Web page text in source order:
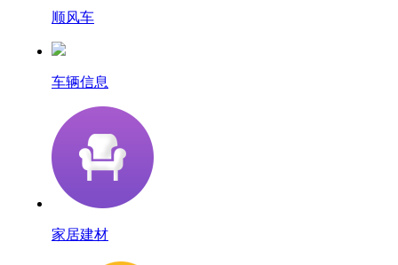
顺风车
车辆信息
家居建材